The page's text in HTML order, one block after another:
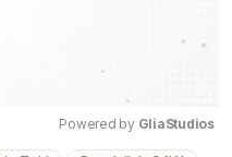
Powered by GliaStudios